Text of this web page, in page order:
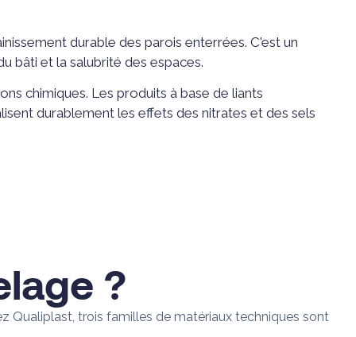
durable des parois enterrées. C'est un
bâti et la salubrité des espaces.
chimiques. Les produits à base de liants
durablement les effets des nitrates et des sels
?
Qualiplast, trois familles de matériaux techniques sont